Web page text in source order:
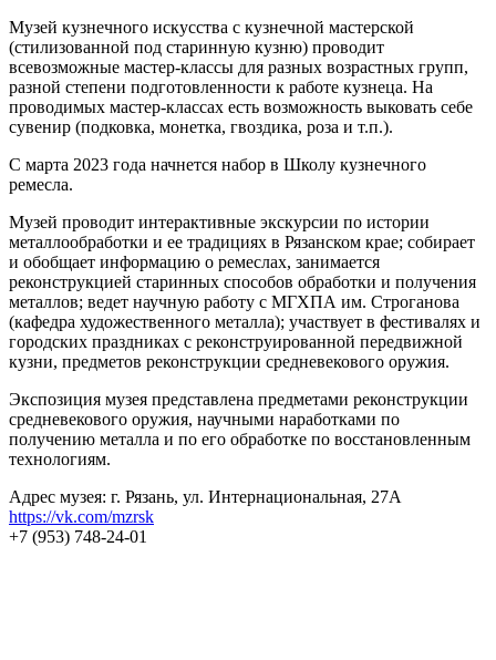
Музей кузнечного искусства с кузнечной мастерской
(стилизованной под старинную кузню) проводит
всевозможные мастер-классы для разных возрастных групп,
разной степени подготовленности к работе кузнеца. На
проводимых мастер-классах есть возможность выковать себе
сувенир (подковка, монетка, гвоздика, роза и т.п.).
С марта 2023 года начнется набор в Школу кузнечного
ремесла.
Музей проводит интерактивные экскурсии по истории
металлообработки и ее традициях в Рязанском крае; собирает
и обобщает информацию о ремеслах, занимается
реконструкцией старинных способов обработки и получения
металлов; ведет научную работу с МГХПА им. Строганова
(кафедра художественного металла); участвует в фестивалях и
городских праздниках с реконструированной передвижной
кузни, предметов реконструкции средневекового оружия.
Экспозиция музея представлена предметами реконструкции
средневекового оружия, научными наработками по
получению металла и по его обработке по восстановленным
технологиям.
Адрес музея: г. Рязань, ул. Интернациональная, 27А
https://vk.com/mzrsk
+7 (953) 748-24-01